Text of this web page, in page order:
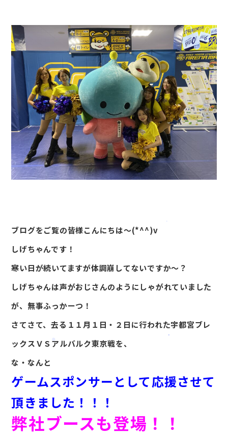
会社案内
サービス案内
ブログをご覧の皆様こんにちは～(*^^)v
しげちゃんです！
寒い日が続いてますが体調崩してないですか～？
しげちゃんは声がおじさんのようにしゃがれていました
が、無事ふっかーつ！
さてさて、去る１１月１日・２日に行われた宇都宮ブレ
ックスＶＳアルバルク東京戦を、
な・なんと
ゲームスポンサーとして応援させて
頂きました！！！
弊社ブースも登場！！